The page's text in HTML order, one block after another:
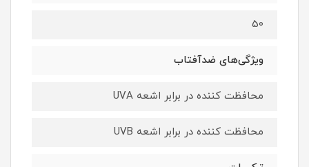
50
ویژگی‌های ضدآفتاب
محافظت کننده در برابر اشعه UVA
محافظت کننده در برابر اشعه UVB